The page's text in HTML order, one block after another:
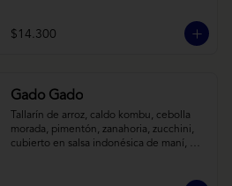
$14.300
Gado Gado
Tallarín de arroz, caldo kombu, cebolla
morada, pimentón, zanahoria, zucchini,
cubierto en salsa indonésica de maní,